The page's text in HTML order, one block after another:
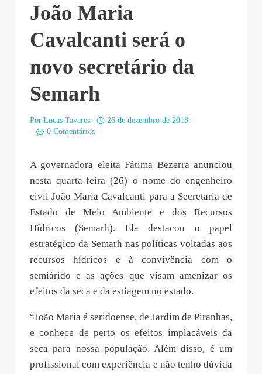
João Maria
Cavalcanti será o
novo secretário da
Semarh
Por Lucas Tavares
26 de dezembro de 2018
0 Comentários
A governadora eleita Fátima Bezerra anunciou
nesta quarta-feira (26) o nome do engenheiro
civil João Maria Cavalcanti para a Secretaria de
Estado de Meio Ambiente e dos Recursos
Hídricos (Semarh). Ela destacou o papel
estratégico da Semarh nas políticas voltadas aos
recursos hídricos e à convivência com o
semiárido e as ações que visam amenizar os
efeitos da seca e da estiagem no estado.
“João Maria é seridoense, de Jardim de Piranhas,
e conhece de perto os efeitos implacáveis da
seca para nossa população. Além disso, é um
profissional com experiência e não tenho dúvida